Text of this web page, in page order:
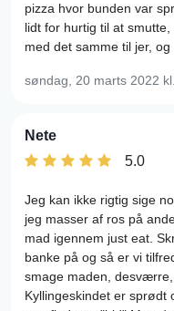
pizza hvor bunden var
lidt for hurtig til at
med det samme til jer,
søndag, 20 marts 2022
Nete
5.0
Jeg kan ikke rigtig sige
jeg masser af ros på
mad igennem just eat.
banke på og så er vi
smage maden,
Kyllingeskindet er sprødt